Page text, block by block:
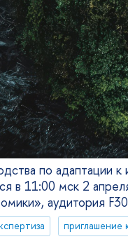
по адаптации
в 11:00 мск 2
аудитория
приглашение